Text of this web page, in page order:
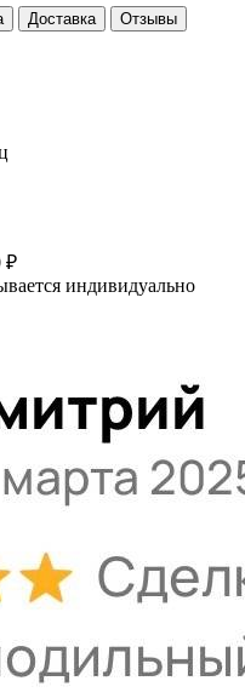
Доставка
Отзывы
₽
индивидуально